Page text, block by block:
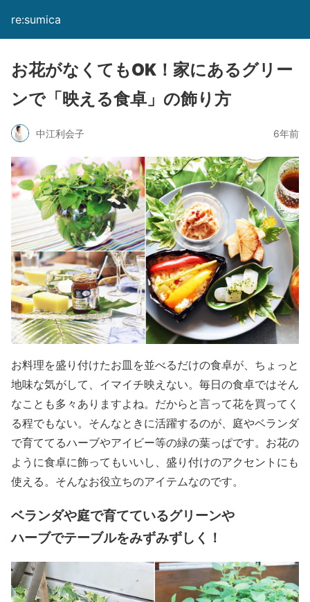
re:sumica
お花がなくてもOK！家にあるグリー
ンで「映える食卓」の飾り方
中江利会子 6年前
お料理を盛り付けたお皿を並べるだけの食卓が、ちょっと
地味な気がして、イマイチ映えない。毎日の食卓ではそん
なことも多々ありますよね。だからと言って花を買ってく
る程でもない。そんなときに活躍するのが、庭やベランダ
で育ててるハーブやアイビー等の緑の葉っぱです。お花の
ように食卓に飾ってもいいし、盛り付けのアクセントにも
使える。そんなお役立ちのアイテムなのです。
ベランダや庭で育てているグリーンや
ハーブでテーブルをみずみずしく！